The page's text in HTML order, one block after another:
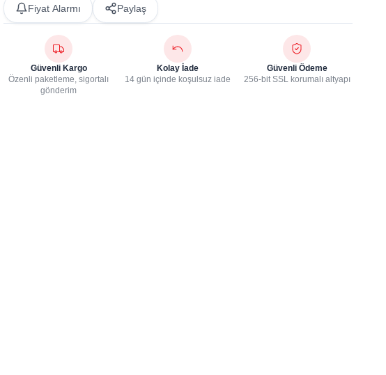
Fiyat Alarmı Paylaş
Güvenli Kargo
Özenli paketleme, sigortalı
gönderim
Kolay İade
14 gün içinde koşulsuz iade
Güvenli Ödeme
256-bit SSL korumalı altyapı